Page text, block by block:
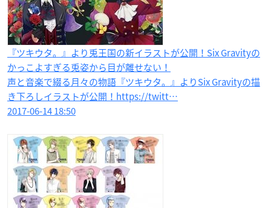
『ツキウタ。』より兎王国の新イラストが公開！Six Gravity​の
かっこよすぎる兎姿から目が離せない！
声と音楽で綴る月々の物語『ツキウタ。』よりSix Gravityの描
き下ろしイラストが公開！https://twitt…
2017-06-14 18:50